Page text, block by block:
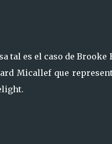
tal es el caso de Brooke
Micallef que